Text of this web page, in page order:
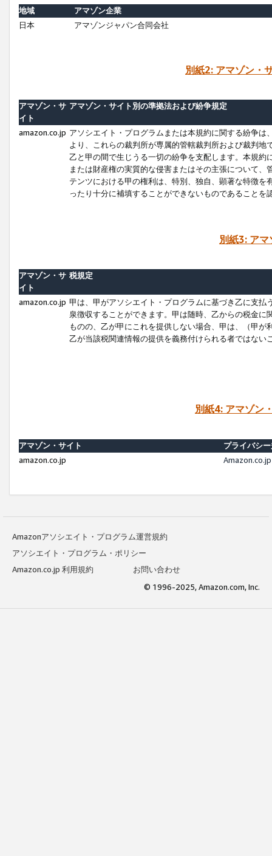
地域
アマゾン企業
日本
アマゾンジャパン合同会社
別紙2: アマゾン・
アマゾン・サ
イト
アマゾン・サイト別の準拠法および紛争規定
amazon.co.jp アソシエイト・プログラムまたは本規約に関する紛争
より、これらの裁判所が専属的管轄裁判所および裁判
乙と甲の間で生じうる一切の紛争を支配します。本規
または財産権の実質的な侵害またはその主張について
テンツにおける甲の権利は、特別、独自、顕著な特徴
ったり十分に補填することができないものであることを
別紙3: ア
アマゾン・サ
イト
税規定
amazon.co.jp 甲は、甲がアソシエイト・プログラムに基づき乙に支
泉徴収することができます。甲は随時、乙からの税金
ものの、乙が甲にこれを提供しない場合、甲は、（甲
乙が当該税関連情報の提供を義務付けられる者ではな
別紙4: アマゾン
アマゾン・サイト
プライバシ
amazon.co.jp
Amazonアソシエイト・プログラム運営規約
アソシエイト・プログラム・ポリシー
Amazon.co.jp 利用規約
お問い合わせ
© 1996-2025, Amazon.com, Inc.